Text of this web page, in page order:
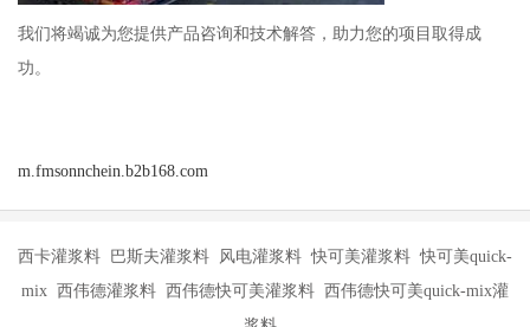
我们将竭诚为您提供产品咨询和技术解答，助力您的项目取得成
功。
m.fmsonnchein.b2b168.com
西卡灌浆料 巴斯夫灌浆料 风电灌浆料 快可美灌浆料 快可美quick-
mix 西伟德灌浆料 西伟德快可美灌浆料 西伟德快可美quick-mix灌